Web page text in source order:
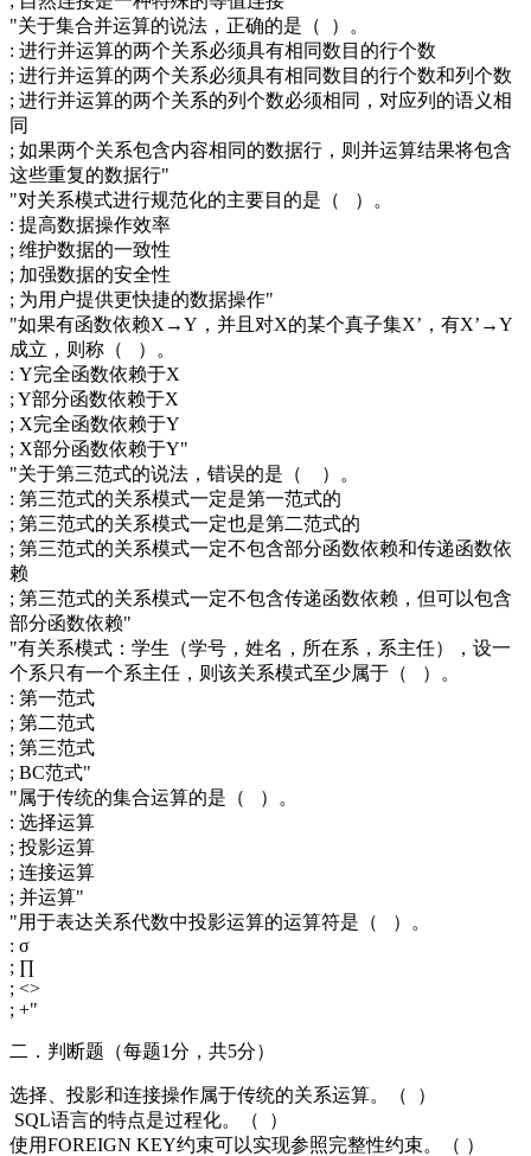
"关于集合并运算的说法，正确的是（ ）。
: 进行并运算的两个关系必须具有相同数目的行个数
; 进行并运算的两个关系必须具有相同数目的行个数和列个数
; 进行并运算的两个关系的列个数必须相同，对应列的语义相
同
; 如果两个关系包含内容相同的数据行，则并运算结果将包含
这些重复的数据行"
"对关系模式进行规范化的主要目的是（ ）。
: 提高数据操作效率
; 维护数据的一致性
; 加强数据的安全性
; 为用户提供更快捷的数据操作"
"如果有函数依赖X→Y，并且对X的某个真子集X’，有X’→Y
成立，则称（ ）。
: Y完全函数依赖于X
; Y部分函数依赖于X
; X完全函数依赖于Y
; X部分函数依赖于Y"
"关于第三范式的说法，错误的是（ ）。
: 第三范式的关系模式一定是第一范式的
; 第三范式的关系模式一定也是第二范式的
; 第三范式的关系模式一定不包含部分函数依赖和传递函数依
赖
; 第三范式的关系模式一定不包含传递函数依赖，但可以包含
部分函数依赖"
"有关系模式：学生（学号，姓名，所在系，系主任），设一
个系只有一个系主任，则该关系模式至少属于（ ）。
: 第一范式
; 第二范式
; 第三范式
; BC范式"
"属于传统的集合运算的是（ ）。
: 选择运算
; 投影运算
; 连接运算
; 并运算"
"用于表达关系代数中投影运算的运算符是（ ）。
: σ
; ∏
; <>
; +"
二．判断题（每题1分，共5分）
选择、投影和连接操作属于传统的关系运算。（ ）
SQL语言的特点是过程化。（ ）
使用FOREIGN KEY约束可以实现参照完整性约束。（ ）